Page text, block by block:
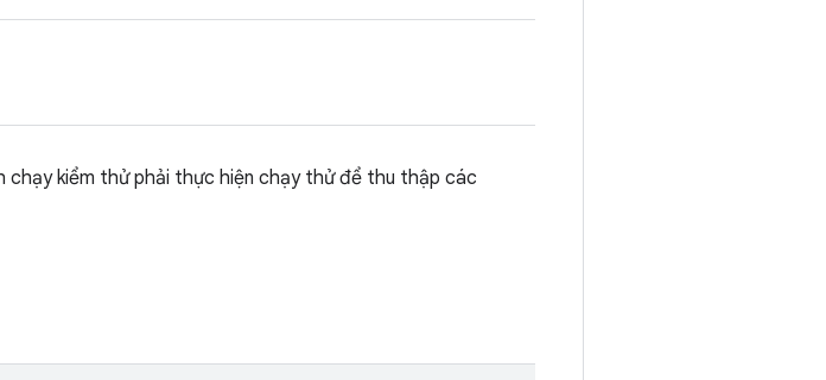
kiểm thử phải thực hiện chạy thử để thu thập các